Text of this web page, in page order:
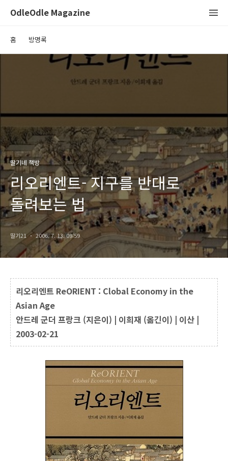
OdleOdle Magazine
홈 방명록
딸기네 책방
리오리엔트- 지구를 반대로
돌려보는 법
딸기21 2006. 7. 13. 09:59
리오리엔트 ReORIENT : Clobal Economy in the
Asian Age
안드레 군더 프랑크 (지은이) | 이희재 (옮긴이) | 이산 |
2003-02-21